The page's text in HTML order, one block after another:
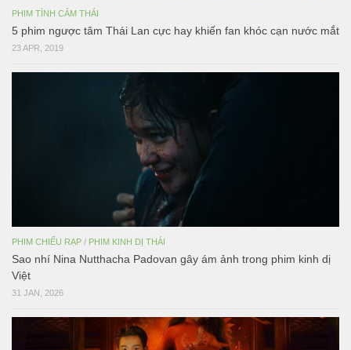
PHIM TÌNH CẢM THÁI
5 phim ngược tâm Thái Lan cực hay khiến fan khóc cạn nước mắt
23 APR, 2019
PHIM CHIẾU RẠP / PHIM KINH DỊ THÁI
Sao nhí Nina Nutthacha Padovan gây ám ảnh trong phim kinh dị
Việt
31 JAN, 2026